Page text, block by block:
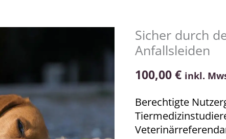
Sicher durch
Anfallsleiden
100,00€ inkl.
Berechtigte
Sicher
durch
Notdienst
-
Kurs
5: